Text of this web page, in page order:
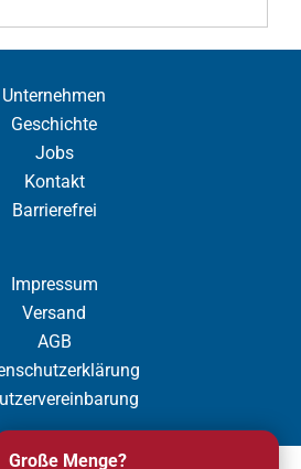
Große Menge?
Unternehmen
Geschichte
Jobs
Kontakt
Barrierefrei
Impressum
Versand
AGB